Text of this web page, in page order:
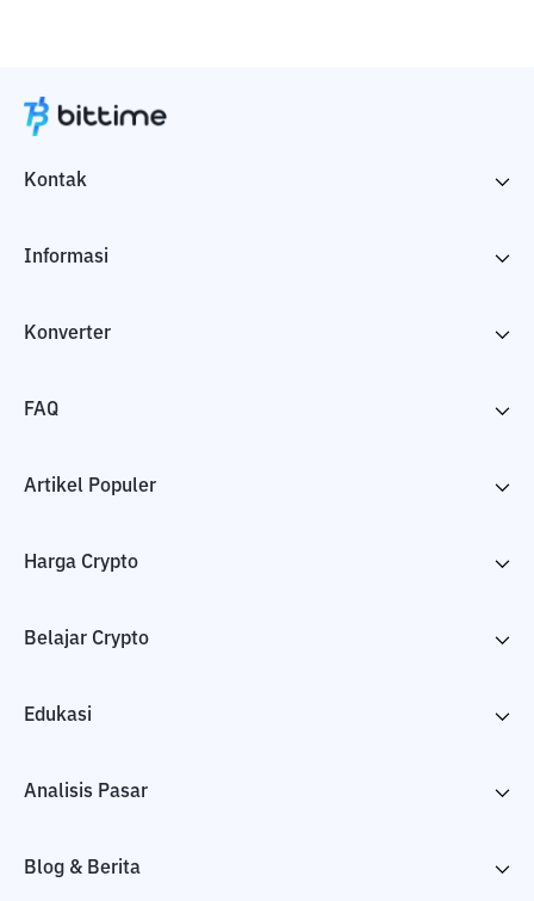
Kontak
Informasi
Konverter
FAQ
Artikel Populer
Harga Crypto
Belajar Crypto
Edukasi
Analisis Pasar
Blog & Berita